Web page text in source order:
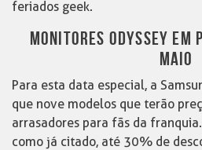
feriados geek.
MONITORES ODYSSEY EM
MAIO
Para esta data especial, a
que nove modelos que terão
arrasadores para fãs da
como já citado, até 30% de